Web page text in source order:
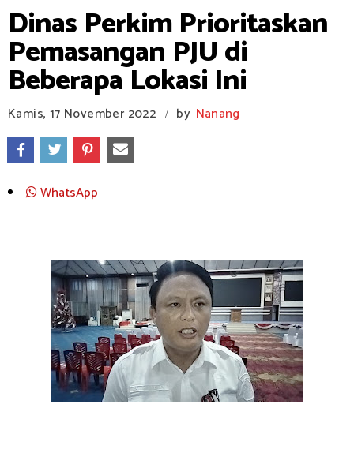
Dinas Perkim Prioritaskan
Pemasangan PJU di
Beberapa Lokasi Ini
Kamis, 17 November 2022 / by Nanang
WhatsApp